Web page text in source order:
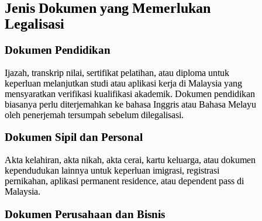
Jenis Dokumen yang Memerlukan
Legalisasi
Dokumen Pendidikan
Ijazah, transkrip nilai, sertifikat pelatihan, atau diploma untuk
keperluan melanjutkan studi atau aplikasi kerja di Malaysia yang
mensyaratkan verifikasi kualifikasi akademik. Dokumen pendidikan
biasanya perlu diterjemahkan ke bahasa Inggris atau Bahasa Melayu
oleh penerjemah tersumpah sebelum dilegalisasi.
Dokumen Sipil dan Personal
Akta kelahiran, akta nikah, akta cerai, kartu keluarga, atau dokumen
kependudukan lainnya untuk keperluan imigrasi, registrasi
pernikahan, aplikasi permanent residence, atau dependent pass di
Malaysia.
Dokumen Perusahaan dan Bisnis